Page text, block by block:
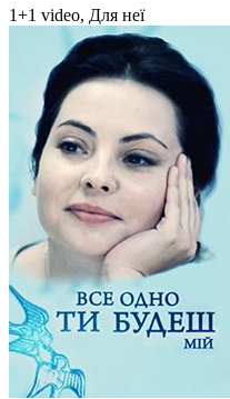
1+1 video, Для неї